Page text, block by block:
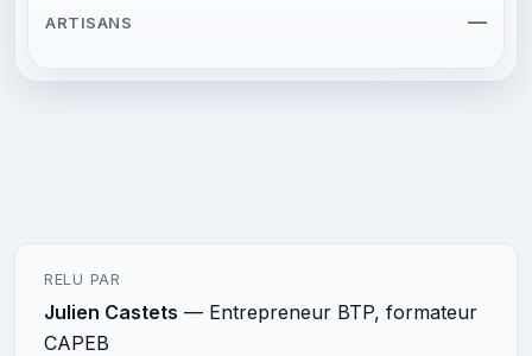
—
RELU PAR
Julien Castets — Entrepreneur BTP, formateur
CAPEB